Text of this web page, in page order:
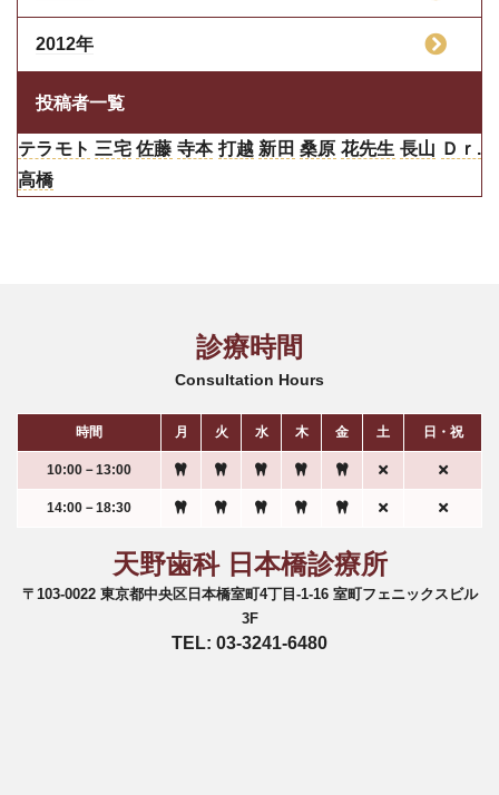
2012年
投稿者一覧
テラモト 三宅 佐藤 寺本 打越 新田 桑原 花先生 長山 Ｄｒ.
高橋
診療時間
Consultation Hours
時間 月 火 水 木 金 土 日・祝
10:00－13:00
14:00－18:30
天野歯科 日本橋診療所
〒103-0022 東京都中央区日本橋室町4丁目-1-16 室町フェニックスビル
3F
TEL: 03-3241-6480